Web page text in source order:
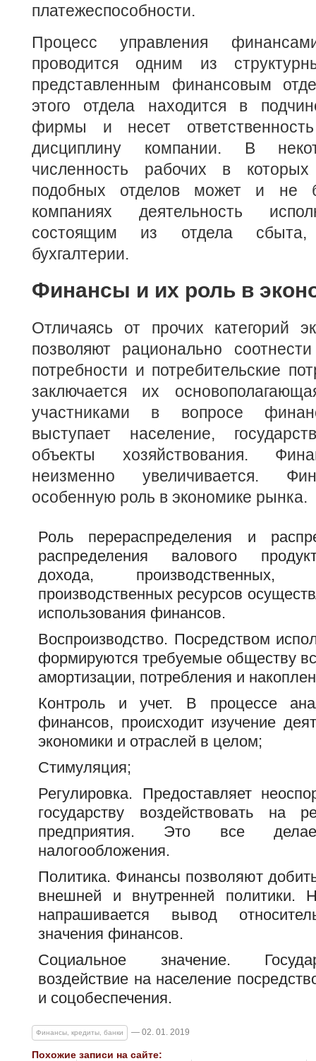
платежеспособности.
Процесс управления
проводится одним из
представленным финансовым
этого отдела находится в
фирмы и несет
дисциплину компании. В
численность рабочих в
подобных отделов может и не
компаниях деятельность
состоящим из отдела сбыта,
бухгалтерии.
Финансы и их роль в
Отличаясь от прочих категорий
позволяют рационально
потребности и потребительские
заключается их
участниками в вопросе
выступает население,
объекты хозяйствования.
неизменно увеличивается.
особенную роль в экономике рынка.
Роль перераспределения и
распределения валового
дохода,
производственных ресурсов
использования финансов.
Воспроизводство. Посредством
формируются требуемые обществу
амортизации, потребления и
Контроль и учет. В процессе
финансов, происходит изучение
экономики и отраслей в целом;
Стимуляция;
Регулировка. Предоставляет
государству воздействовать на
предприятия. Это все
налогообложения.
Политика. Финансы позволяют
внешней и внутренней политики.
напрашивается вывод
значения финансов.
Социальное значение.
воздействие на население
и соцобеспечения.
Финансы, кредиты, банки — 02. 01. 2019
Похожие записи на сайте: